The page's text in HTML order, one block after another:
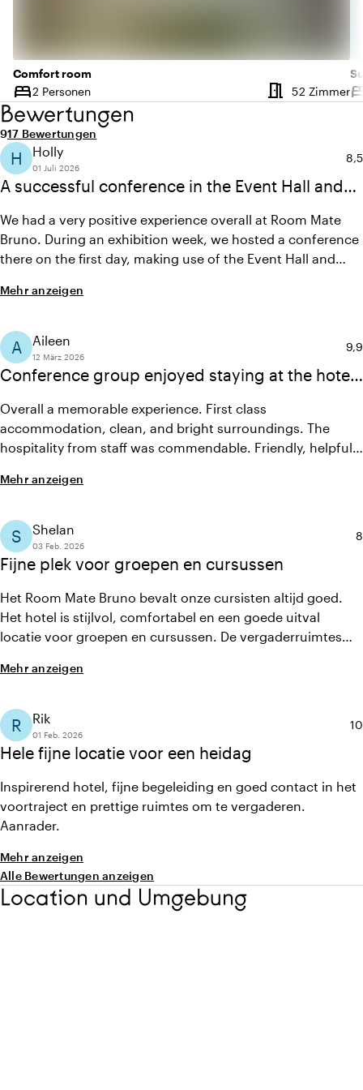
Comfort room
bed
Kapazität
2 Personen meeting_room 52 Zimmer
Bewertungen
Durchschnittliche Bewertung von 9 von 10
9Anzahl der Bewertungen: 17
17 Bewertungen
A successful conference in the Event Hall and
H Holly
01 Juli 2026
8,5
We had a very positive experience overall at Room Mate
Bruno. During an exhibition week, we hosted a conference
there on the first day, making use of the Event Hall and
smoothly, and communication with the banqueting team
the event was also very good. A great experience overall.
Thank you for your suppor
Mehr anzeigen
Conference group enjoyed staying at the hotel:
A Aileen
12 März 2026
9,9
Overall a memorable experience. First class
accommodation, clean, and bright surroundings. The
hospitality from staff was commendable. Friendly, helpful
event, travel and is so picturesque near the water fronts
event group booking, with Nynke who was helpful and
courteous. Nothing was too much trouble.
Mehr anzeigen
Fijne plek voor groepen en cursussen
S Shelan
03 Feb. 2026
8
Het Room Mate Bruno bevalt onze cursisten altijd goed.
Het hotel is stijlvol, comfortabel en een goede uitval
locatie voor groepen en cursussen. De vergaderruimtes
gemakken. Het contact met de salesafdeling verloopt
en de communicatie is snel en vriendelijk.
Mehr anzeigen
Hele fijne locatie voor een heidag
R Rik
01 Feb. 2026
10
Inspirerend hotel, fijne begeleiding en goed contact in het
voortraject en prettige ruimtes om te vergaderen.
Aanrader.
Mehr anzeigen
Alle Bewertungen anzeigen
Location und Umgebung